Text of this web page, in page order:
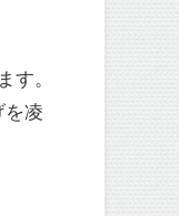
す。
を凌